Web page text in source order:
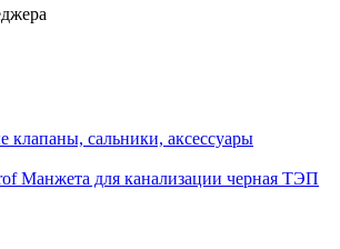
Манжета для канализации черная ТЭП